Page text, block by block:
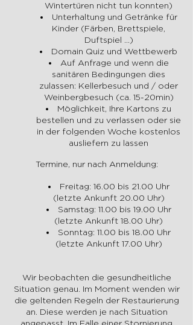
Wintertüren nicht tun konnten)
Unterhaltung und Getränke für
Kinder (Färben, Brettspiele,
Duftspiel ...)
Domain Quiz und Wettbewerb
Auf Anfrage und wenn die
sanitären Bedingungen dies
zulassen: Kellerbesuch und / oder
Weinbergbesuch (ca. 15-20min)
Möglichkeit, Ihre Kartons zu
bestellen und zu verlassen oder sie
in der folgenden Woche kostenlos
ausliefern zu lassen
Termine, nur nach Anmeldung:
Freitag: 16.00 bis 21.00 Uhr
(letzte Ankunft 20.00 Uhr)
Samstag: 11.00 bis 19.00 Uhr
(letzte Ankunft 18.00 Uhr)
Sonntag: 11.00 bis 18.00 Uhr
(letzte Ankunft 17.00 Uhr)
Wir beobachten die gesundheitliche
Situation genau. Im Moment wenden wir
die geltenden Regeln der Restaurierung
an. Diese werden je nach Situation
angepasst. Im Falle einer Stornierung